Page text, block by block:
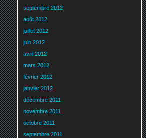
septembre 2012
août 2012
juillet 2012
juin 2012
avril 2012
mars 2012
février 2012
janvier 2012
décembre 2011
novembre 2011
octobre 2011
septembre 2011